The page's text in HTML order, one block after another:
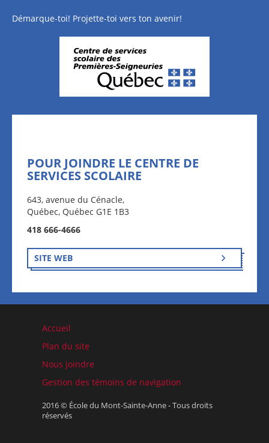
Démarque-toi! Projette-toi vers ton avenir!
POUR JOINDRE LE CENTRE DE
SERVICES SCOLAIRE
643, avenue du Cénacle,
Québec, Québec G1E 1B3
418 666-4666
SITE WEB
Accueil
Plan du site
Nous joindre
Gestion des témoins de navigation
2016 © École du Mont-Sainte-Anne - Tous droits
réservés